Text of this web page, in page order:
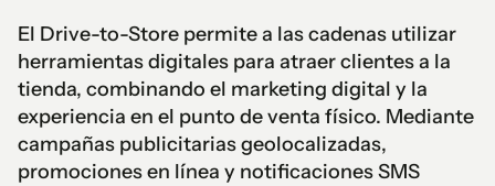
El Drive-to-Store permite a las cadenas utilizar
herramientas digitales para atraer clientes a la
tienda, combinando el marketing digital y la
experiencia en el punto de venta físico. Mediante
campañas publicitarias geolocalizadas,
promociones en línea y notificaciones SMS